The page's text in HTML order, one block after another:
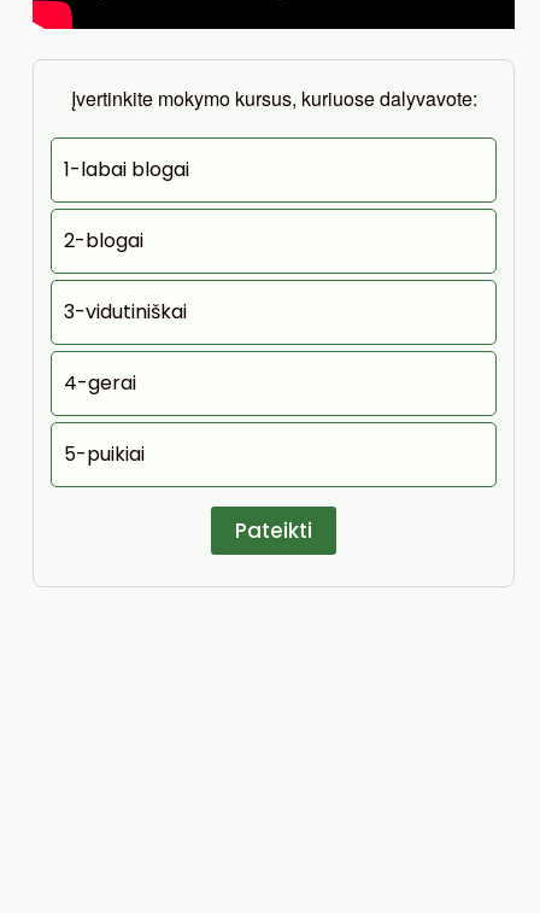
Įvertinkite mokymo kursus, kuriuose dalyvavote:
1-labai blogai
2-blogai
3-vidutiniškai
4-gerai
5-puikiai